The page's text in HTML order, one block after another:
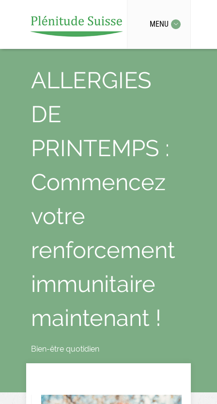
MENU
ALLERGIES
DE
PRINTEMPS :
Commencez
votre
renforcement
immunitaire
maintenant !
Bien-être quotidien